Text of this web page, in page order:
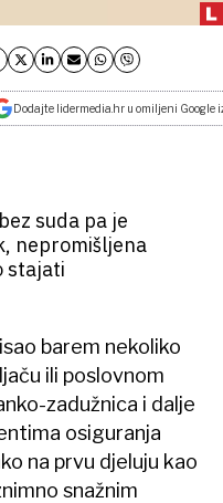
Dodajte lidermedia.hr u omiljeni Google
suda pa je
nepromišljena
stajati
barem nekoliko
ili poslovnom
zadužnica i dalje
osiguranja
na prvu djeluju kao
snažnim